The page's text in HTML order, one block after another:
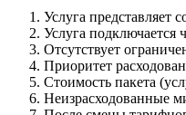
Услуга представляет
Услуга подключается
Отсутствует
Приоритет
Стоимость пакета
Неизрасходованные